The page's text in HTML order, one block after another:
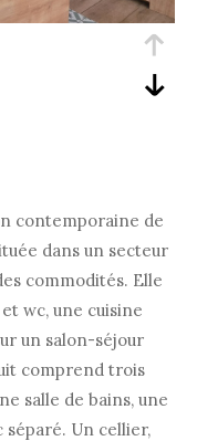
contemporaine de
dans un secteur
commodités. Elle
wc, une cuisine
un salon-séjour
comprend trois
salle de bains, une
séparé. Un cellier,